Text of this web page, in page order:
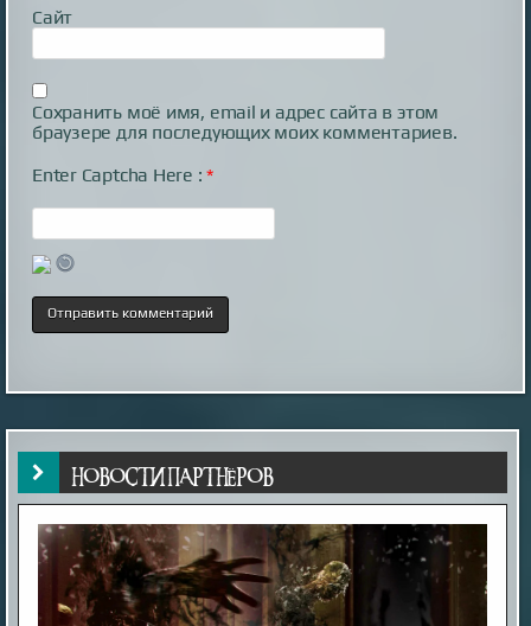
Сайт
Сохранить моё имя, email и адрес сайта в этом
браузере для последующих моих комментариев.
Enter Captcha Here :*
НОВОСТИ ПАРТНЁРОВ